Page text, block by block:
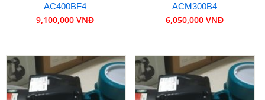
AC400BF4
9,100,000 VNĐ
ACM300B4
6,050,000 VNĐ